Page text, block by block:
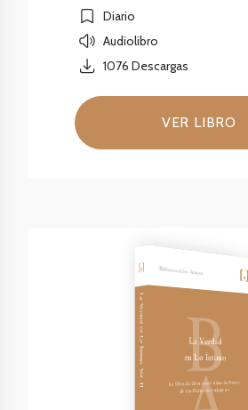
Diario
Audiolibro
1076 Descargas
VER LIBRO
La Verdad en Lo Íntimo, Vol. II
Biblioteca de los Amigos
B
La Verdad
en Lo Íntimo
La Obra de Dios en el Alma de Nueve
de los Primeros Cuáqueros